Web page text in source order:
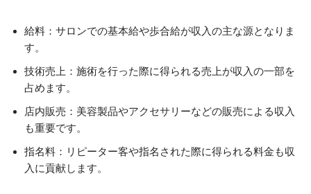
給料：サロンでの基本給や歩合給が収入の主な源となりま
す。
技術売上：施術を行った際に得られる売上が収入の一部を
占めます。
店内販売：美容製品やアクセサリーなどの販売による収入
も重要です。
指名料：リピーター客や指名された際に得られる料金も収
入に貢献します。